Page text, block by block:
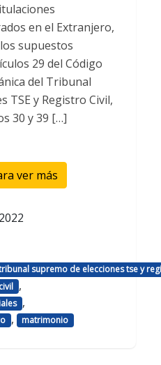
en el Extranjero,
supuestos
29 del Código
del Tribunal
TSE y Registro Civil,
30 y 39 […]
ver más
supremo de elecciones tse y
,
,
, matrimonio